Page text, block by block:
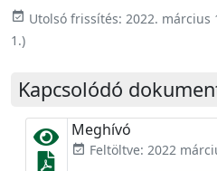
event_available Utolsó frissítés: 2022. március
1.)
Kapcsolódó
Meghívó
event_available Feltöltve: 2022